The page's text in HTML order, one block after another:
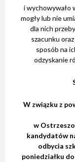
i wychowywało
mogły lub nie
dla nich
szacunku
sposób na
odzyskanie
W związku z
w
kandydatów
odbycia
poniedziałku